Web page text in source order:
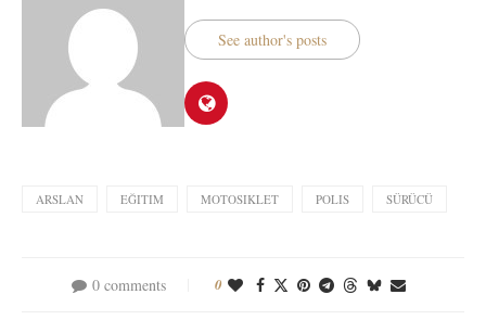
See author's posts
ARSLAN EĞITIM MOTOSIKLET POLIS SÜRÜCÜ
0 comments 0